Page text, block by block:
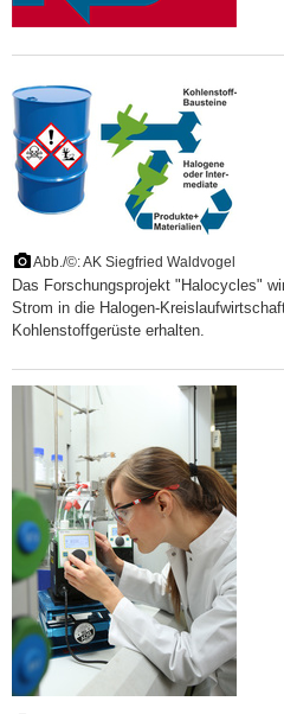
Abb./©: AK Siegfried Waldvogel
Das Forschungsprojekt "Halocycles"
Strom in die Halogen-
Kohlenstoffgerüste erhalten.